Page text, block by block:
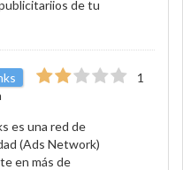
de tu
1
es una red de
(Ads Network)
en más de